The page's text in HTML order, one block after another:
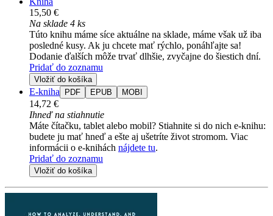
15,50 €
Na sklade 4 ks
Túto knihu máme síce aktuálne na sklade, máme však už iba
posledné kusy. Ak ju chcete mať rýchlo, ponáhľajte sa!
Dodanie ďalších môže trvať dlhšie, zvyčajne do šiestich dní.
Pridať do zoznamu
Vložiť do košíka
E-kniha PDF EPUB MOBI
14,72 €
Ihneď na stiahnutie
Máte čítačku, tablet alebo mobil? Stiahnite si do nich e-knihu:
budete ju mať hneď a ešte aj ušetríte život stromom. Viac
informácii o e-knihách nájdete tu.
Pridať do zoznamu
Vložiť do košíka